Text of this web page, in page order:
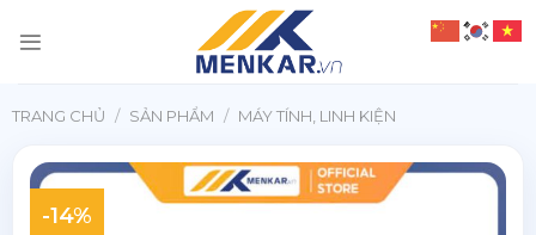
đến
TRANG CHỦ / SẢN PHẨM / MÁY TÍNH, LINH KIỆN
-14%